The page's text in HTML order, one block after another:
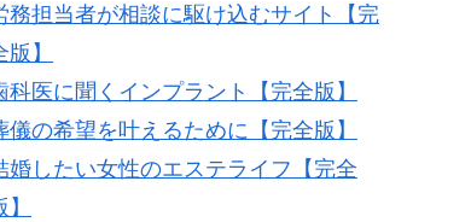
務担当者が相談に駆け込むサイト【完
版】
科医に聞くインプラント【完全版】
儀の希望を叶えるために【完全版】
婚したい女性のエステライフ【完全
】